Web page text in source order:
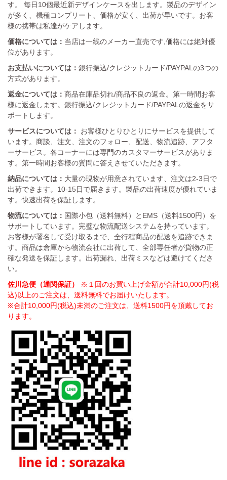
す。 毎日10個最近新デザインケースを出します。製品のデザイン
が多く、機種コンプリート、価格が安く、出荷が早いです。お客
様の携帯は私達がケアします。
価格については： 当店は一线のメーカー直売です,価格には絶対優
位があります。
お支払いについては： 銀行振込/クレジットカード/PAYPALの3つの
方式があります。
返金については： 商品在庫品切れ/商品不良の返金。第一時間お客
様に返金します。銀行振込/クレジットカード/PAYPALの返金をサ
ポートします。
サービスについては：
お客様ひとりひとりにサービスを提供して
います。商談、注文、注文のフォロー、配送、物流追跡、アフタ
ーサービス。各コーナーには専門のカスタマーサービスがありま
す。第一時間お客様の質問に答えさせていただきます。
納品については： 大量の現物が用意されています、注文は2-3日で
出荷できます。10-15日で届きます。製品の出荷速度が優れていま
す。快速出荷を保証します。
物流については： 国際小包（送料無料）とEMS（送料1500円）を
サポートしています。完璧な物流配送システムを持っています。
お客様が署名して受け取るまで、全行程商品の配送を追跡できま
す。商品は倉庫から物流会社に出荷して、全部専任者が貨物の正
確な発送を保証します。出荷漏れ、出荷ミスなどは避けてくださ
い。
佐川急便（通関保証）
※１回のお買い上げ金額が合計10,000円(税
込)以上のご注文は、送料無料でお届けいたします。
※合計10,000円(税込)未満のご注文は、送料1500円を頂戴してお
ります。